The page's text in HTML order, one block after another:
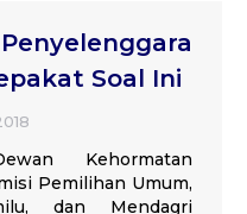
Soal Ini
Kehormatan
Pemilihan Umum,
dan Mendagri